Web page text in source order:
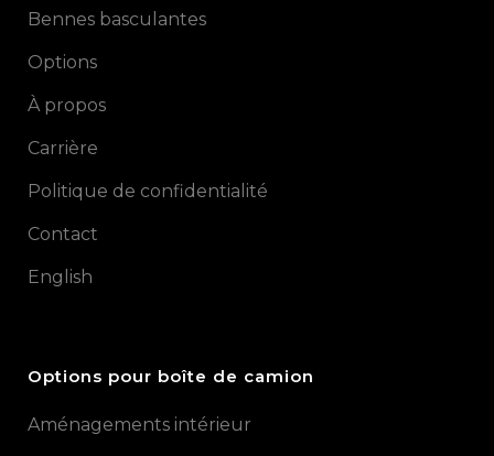
Bennes basculantes
Options
À propos
Carrière
Politique de confidentialité
Contact
English
Options pour boîte de camion
Aménagements intérieur